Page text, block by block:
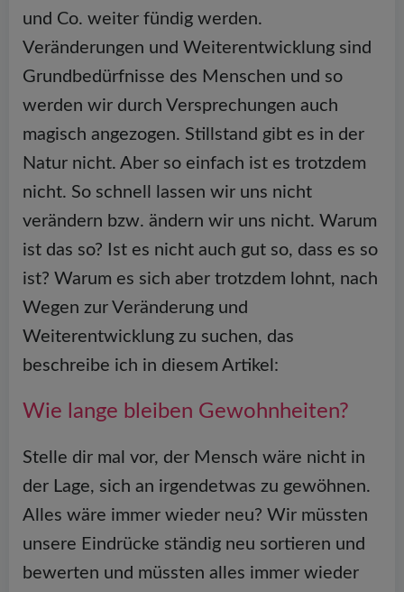
und Co. weiter fündig werden.
Veränderungen und Weiterentwicklung sind
Grundbedürfnisse des Menschen und so
werden wir durch Versprechungen auch
magisch angezogen. Stillstand gibt es in der
Natur nicht. Aber so einfach ist es trotzdem
nicht. So schnell lassen wir uns nicht
verändern bzw. ändern wir uns nicht. Warum
ist das so? Ist es nicht auch gut so, dass es so
ist? Warum es sich aber trotzdem lohnt, nach
Wegen zur Veränderung und
Weiterentwicklung zu suchen, das
beschreibe ich in diesem Artikel:
Wie lange bleiben Gewohnheiten?
Stelle dir mal vor, der Mensch wäre nicht in
der Lage, sich an irgendetwas zu gewöhnen.
Alles wäre immer wieder neu? Wir müssten
unsere Eindrücke ständig neu sortieren und
bewerten und müssten alles immer wieder